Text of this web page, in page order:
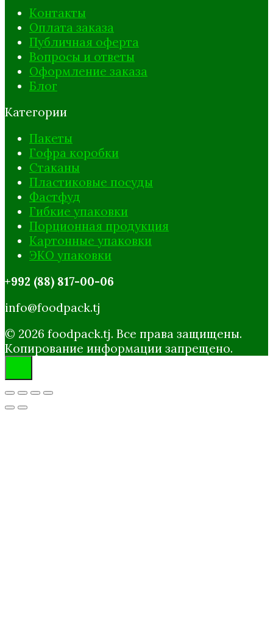
Контакты
Оплата заказа
Публичная оферта
Вопросы и ответы
Оформление заказа
Блог
Категории
Пакеты
Гофра коробки
Стаканы
Пластиковые посуды
Фастфуд
Гибкие упаковки
Порционная продукция
Картонные упаковки
ЭКО упаковки
+992 (88) 817-00-06
info@foodpack.tj
© 2026 foodpack.tj. Все права защищены.
Копирование информации запрещено.